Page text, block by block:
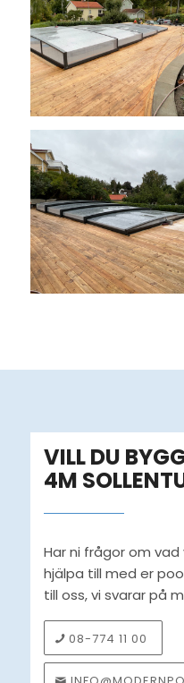
VILL DU
4M
Har ni frågor om vad
hjälpa till med er
till oss, vi svarar på
08-774 11 00